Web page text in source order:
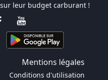
leur budget carburant !
Mentions légales
Conditions d'utilisation